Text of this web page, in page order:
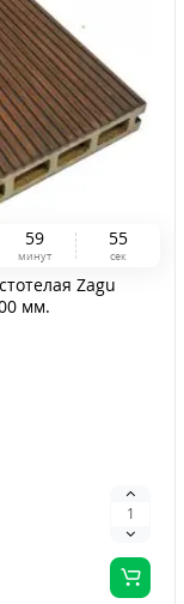
59
минут
54
сек
Zagu
мм.